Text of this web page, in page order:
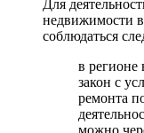
Для
недвижимости
соблюдаться
в регионе
закон с
ремонта